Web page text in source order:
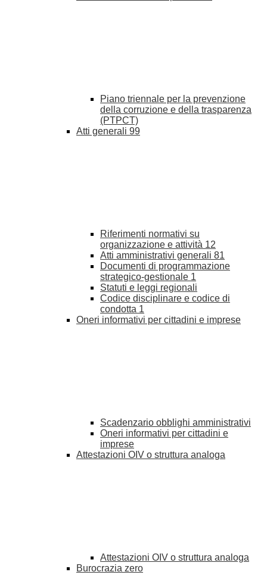
Piano triennale per la prevenzione
della corruzione e della trasparenza
(PTPCT)
Atti generali 99
Riferimenti normativi su
organizzazione e attività 12
Atti amministrativi generali 81
Documenti di programmazione
strategico-gestionale 1
Statuti e leggi regionali
Codice disciplinare e codice di
condotta 1
Oneri informativi per cittadini e imprese
Scadenzario obblighi amministrativi
Oneri informativi per cittadini e
imprese
Attestazioni OIV o struttura analoga
Attestazioni OIV o struttura analoga
Burocrazia zero